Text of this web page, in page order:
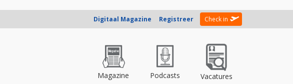
Digitaal Magazine Registreer Check in
Magazine Podcasts Vacatures